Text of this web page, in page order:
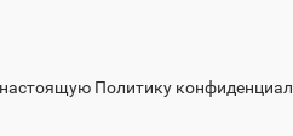
Политику